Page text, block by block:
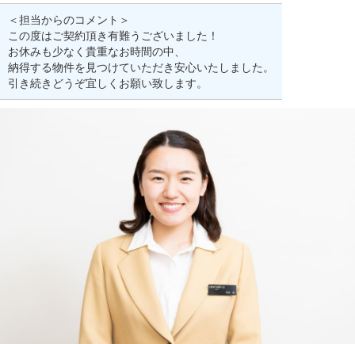
＜担当からのコメント＞
この度はご契約頂き有難うございました！
お休みも少なく貴重なお時間の中、
納得する物件を見つけていただき安心いたしました。
引き続きどうぞ宜しくお願い致します。